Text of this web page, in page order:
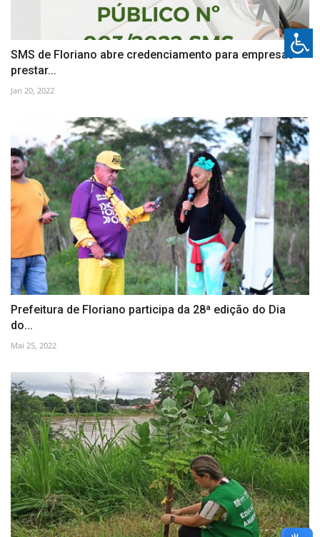
SMS de Floriano abre credenciamento para empresas
prestar...
Jan 20, 2022
Prefeitura de Floriano participa da 28ª edição do Dia
do...
Mai 25, 2022